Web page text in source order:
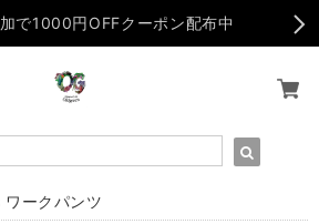
で1000円OFFクーポン配布中
ークパンツ